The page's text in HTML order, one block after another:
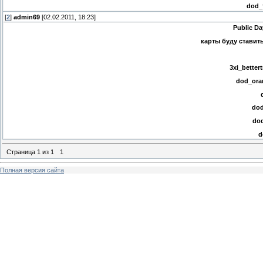
[2] admin69 [02.02.2011, 18:23]
Public
карты буду
Страница 1 из 1 1
Полная версия сайта